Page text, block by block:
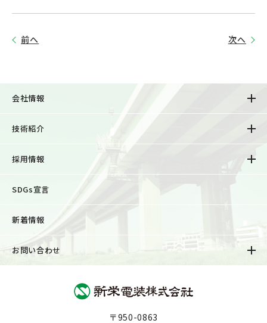
前へ 次へ
会社情報
技術紹介
採用情報
SDGs宣言
新着情報
お問い合わせ
〒950-0863